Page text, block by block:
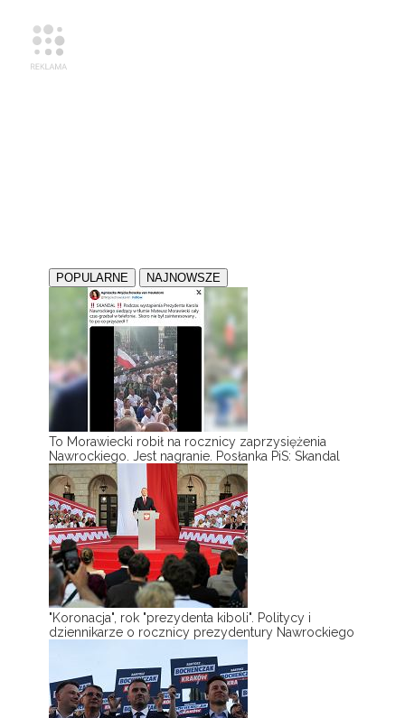
POPULARNE NAJNOWSZE
To Morawiecki robił na rocznicy zaprzysiężenia
Nawrockiego. Jest nagranie. Posłanka PiS: Skandal
"Koronacja", rok "prezydenta kiboli". Politycy i
dziennikarze o rocznicy prezydentury Nawrockiego